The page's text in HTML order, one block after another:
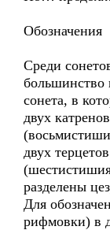
Обозначения
Среди
большинство
сонета, в
двух
двух
разделены
Для
рифмовки) в